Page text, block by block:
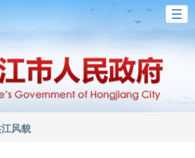
风貌